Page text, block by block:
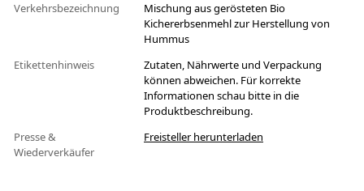
Verkehrsbezeichnung
Mischung aus gerösteten Bio
Kichererbsenmehl zur Herstellung von
Hummus
Etikettenhinweis
Zutaten, Nährwerte und Verpackung
können abweichen. Für korrekte
Informationen schau bitte in die
Produktbeschreibung.
Presse &
Wiederverkäufer
Freisteller herunterladen